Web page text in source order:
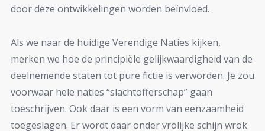
door deze ontwikkelingen worden beïnvloed.
Als we naar de huidige Verendige Naties kijken,
merken we hoe de principiële gelijkwaardigheid van de
deelnemende staten tot pure fictie is verworden. Je zou
voorwaar hele naties “slachtofferschap” gaan
toeschrijven. Ook daar is een vorm van eenzaamheid
toegeslagen. Er wordt daar onder vrolijke schijn wrok